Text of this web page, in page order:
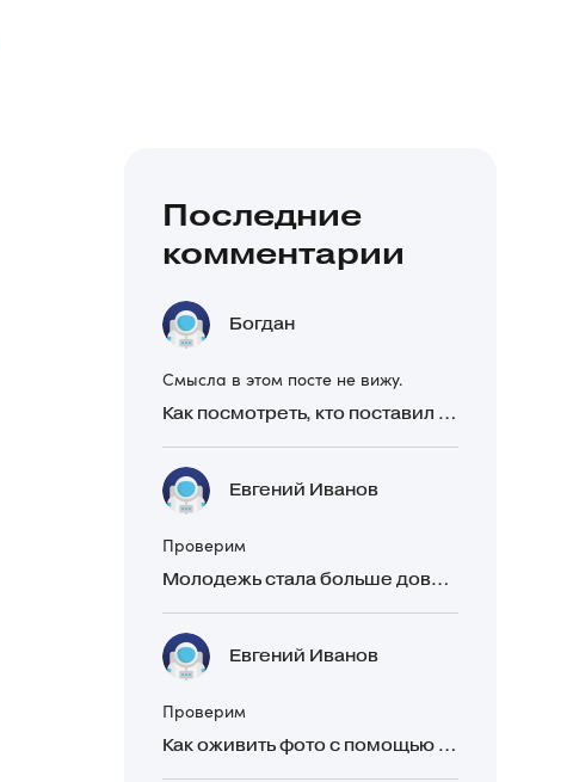
Последние
комментарии
Богдан
Смысла в этом посте не вижу.
Как посмотреть, кто поставил реакцию в Telegram
Евгений Иванов
Проверим
Молодежь стала больше доверять рекомендациям в закрытых Telegram-чатах, чем официальной рекламе
Евгений Иванов
Проверим
Как оживить фото с помощью нейросетей в 2026 году: 17 бесплатных онлайн-сервисов, приложений и ботов